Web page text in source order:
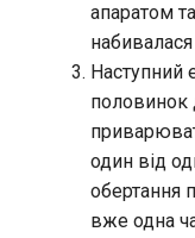
апаратом
Наступний
половинок
один від
обертання
вже одна